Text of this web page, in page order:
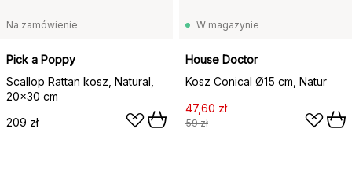
Na zamówienie
Pick a Poppy
Scallop Rattan kosz, Natural,
20x30 cm
209 zł
W magazynie
House Doctor
Kosz Conical Ø15 cm, Natur
47,60 zł
59 zł